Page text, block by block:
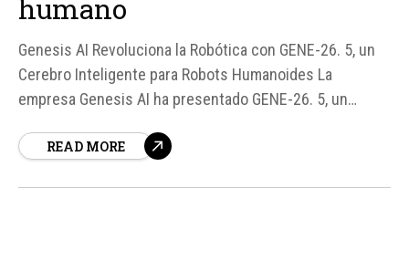
humano
Genesis AI Revoluciona la Robótica con GENE-26. 5, un
Cerebro Inteligente para Robots Humanoides La
empresa Genesis AI ha presentado GENE-26. 5, un
robots la capacidad de manipular objetos de manera
READ MORE